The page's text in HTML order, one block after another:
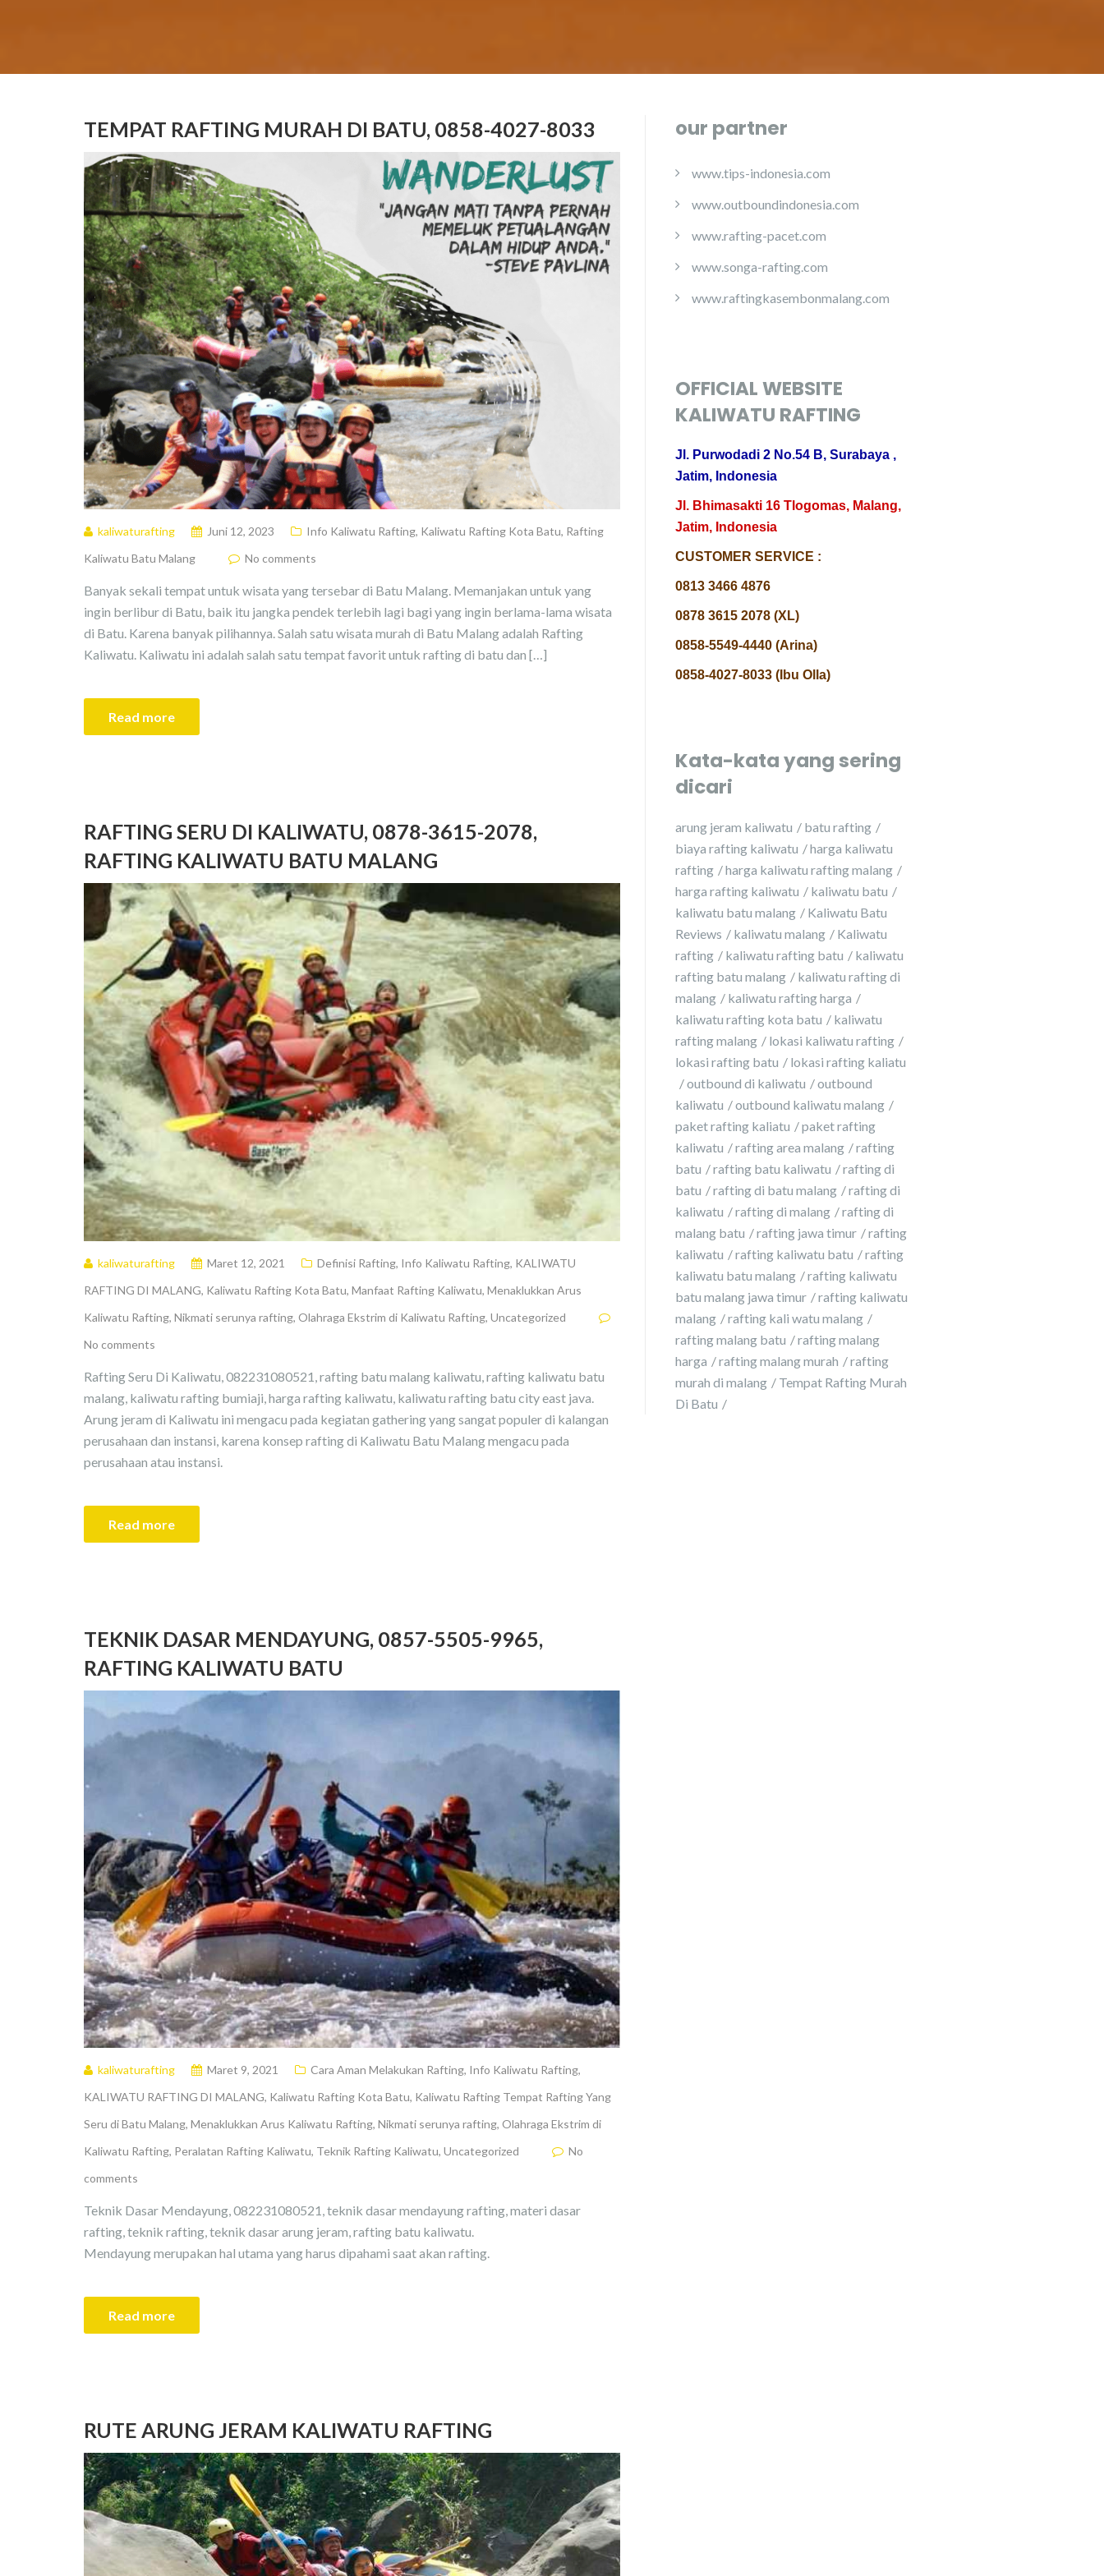
TEMPAT RAFTING MURAH DI BATU, 0858-4027-8033
kaliwaturafting Juni 12, 2023 Info Kaliwatu Rafting, Kaliwatu Rafting Kota Batu, Rafting
Kaliwatu Batu Malang
No comments
Banyak sekali tempat untuk wisata yang tersebar di Batu Malang. Memanjakan untuk yang
ingin berlibur di Batu, baik itu jangka pendek terlebih lagi bagi yang ingin berlama-lama wisata
di Batu. Karena banyak pilihannya. Salah satu wisata murah di Batu Malang adalah Rafting
Kaliwatu. Kaliwatu ini adalah salah satu tempat favorit untuk rafting di batu dan […]
Read more
RAFTING SERU DI KALIWATU, 0878-3615-2078,
RAFTING KALIWATU BATU MALANG
kaliwaturafting Maret 12, 2021 Definisi Rafting, Info Kaliwatu Rafting, KALIWATU
RAFTING DI MALANG, Kaliwatu Rafting Kota Batu, Manfaat Rafting Kaliwatu, Menaklukkan Arus
Kaliwatu Rafting, Nikmati serunya rafting, Olahraga Ekstrim di Kaliwatu Rafting, Uncategorized
No comments
Rafting Seru Di Kaliwatu, 082231080521, rafting batu malang kaliwatu, rafting kaliwatu batu
malang, kaliwatu rafting bumiaji, harga rafting kaliwatu, kaliwatu rafting batu city east java.
Arung jeram di Kaliwatu ini mengacu pada kegiatan gathering yang sangat populer di kalangan
perusahaan dan instansi, karena konsep rafting di Kaliwatu Batu Malang mengacu pada
perusahaan atau instansi.
Read more
TEKNIK DASAR MENDAYUNG, 0857-5505-9965,
RAFTING KALIWATU BATU
kaliwaturafting Maret 9, 2021 Cara Aman Melakukan Rafting, Info Kaliwatu Rafting,
KALIWATU RAFTING DI MALANG, Kaliwatu Rafting Kota Batu, Kaliwatu Rafting Tempat Rafting Yang
Seru di Batu Malang, Menaklukkan Arus Kaliwatu Rafting, Nikmati serunya rafting, Olahraga Ekstrim di
Kaliwatu Rafting, Peralatan Rafting Kaliwatu, Teknik Rafting Kaliwatu, Uncategorized
No
comments
Teknik Dasar Mendayung, 082231080521, teknik dasar mendayung rafting, materi dasar
rafting, teknik rafting, teknik dasar arung jeram, rafting batu kaliwatu.
Mendayung merupakan hal utama yang harus dipahami saat akan rafting.
Read more
RUTE ARUNG JERAM KALIWATU RAFTING
our partner
www.tips-indonesia.com
www.outboundindonesia.com
www.rafting-pacet.com
www.songa-rafting.com
www.raftingkasembonmalang.com
OFFICIAL WEBSITE
KALIWATU RAFTING
Jl. Purwodadi 2 No.54 B, Surabaya ,
Jatim, Indonesia
Jl. Bhimasakti 16 Tlogomas, Malang,
Jatim, Indonesia
CUSTOMER SERVICE :
0813 3466 4876
0878 3615 2078 (XL)
0858-5549-4440 (Arina)
0858-4027-8033 (Ibu Olla)
Kata-kata yang sering
dicari
arung jeram kaliwatu
batu rafting
biaya rafting kaliwatu
harga kaliwatu
rafting
harga kaliwatu rafting malang
harga rafting kaliwatu
kaliwatu batu
kaliwatu batu malang
Kaliwatu Batu
Reviews
kaliwatu malang
Kaliwatu
rafting
kaliwatu rafting batu
kaliwatu
rafting batu malang
kaliwatu rafting di
malang
kaliwatu rafting harga
kaliwatu rafting kota batu
kaliwatu
rafting malang
lokasi kaliwatu rafting
lokasi rafting batu
lokasi rafting kaliatu
outbound di kaliwatu
outbound
kaliwatu
outbound kaliwatu malang
paket rafting kaliatu
paket rafting
kaliwatu
rafting area malang
rafting
batu
rafting batu kaliwatu
rafting di
batu
rafting di batu malang
rafting di
kaliwatu
rafting di malang
rafting di
malang batu
rafting jawa timur
rafting
kaliwatu
rafting kaliwatu batu
rafting
kaliwatu batu malang
rafting kaliwatu
batu malang jawa timur
rafting kaliwatu
malang
rafting kali watu malang
rafting malang batu
rafting malang
harga
rafting malang murah
rafting
murah di malang
Tempat Rafting Murah
Di Batu